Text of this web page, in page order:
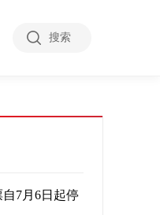
搜索
7月6日起停